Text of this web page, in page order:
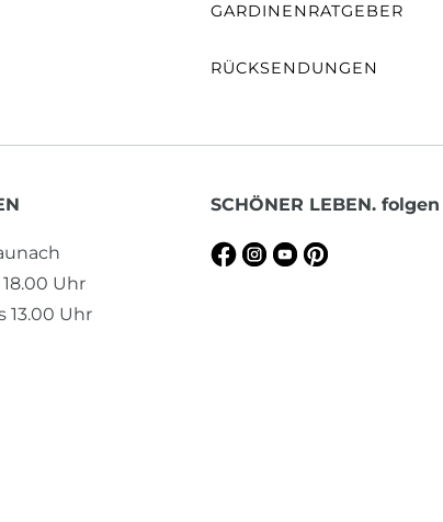
GARDINENRATGEBER
RÜCKSENDUNGEN
18.00 Uhr
13.00 Uhr
SCHÖNER LEBEN. folgen